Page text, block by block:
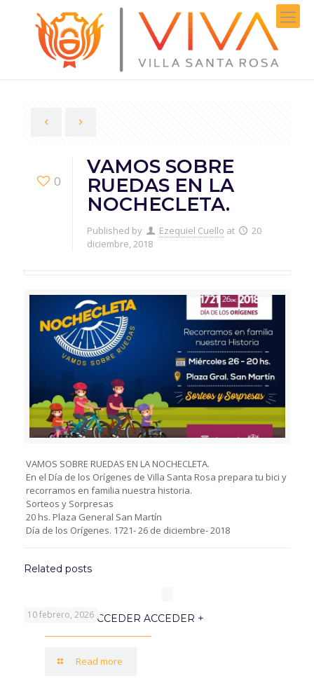
0
VAMOS SOBRE
RUEDAS EN LA
NOCHECLETA.
Published by Ezequiel Cuello at
20
diciembre, 2018
VAMOS SOBRE RUEDAS EN LA NOCHECLETA.
En el Día de los Orígenes de Villa Santa Rosa prepara tu bici y
recorramos en familia nuestra historia.
Sorteos y Sorpresas
20 hs. Plaza General San Martín
Día de los Orígenes. 1721- 26 de diciembre- 2018
Related posts
10 febrero, 2026
PROGRAMA ACCEDER ACCEDER +
Read more